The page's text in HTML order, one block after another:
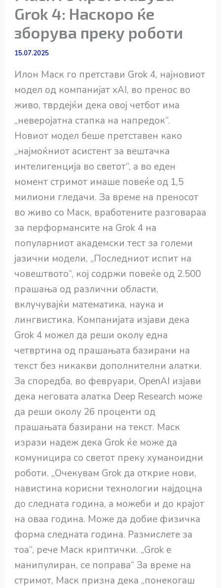
Grok 4: Наскоро ќе
зборува преку роботи
15.07.2025
Илон Маск го претстави Grok 4, најновиот
модел од компанијат xAI, во пренос во
живо, тврдејќи дека овој четбот има
„неверојатна стапка на напредок“.
Новиот модел беше претставен како
„најмоќниот асистент за вештачка
интелигенција во светот“, а во еден
момент стримот имаше повеќе од 1,5
милиони гледачи. За време на преносот
во живо со Маск, вработените разговараа
за перформансите на Grok 4 на
популарниот академски тест за големи
јазични модели, „Последниот испит на
човештвото“, кој содржи повеќе од 2.500
прашања од различни области,
вклучувајќи математика, наука и
лингвистика. Компанијата изјави дека
Grok 4 можел да реши околу една
четвртина од прашањата базирани на
текст без никакви дополнителни алатки.
За споредба, во февруари, OpenAI изјави
дека неговата алатка Deep Research може
да реши околу 26 проценти од
прашањата базирани на текст. Маск
изрази надеж дека Grok ќе може да
комуницира со светот преку хуманоидни
роботи. „Очекувам Grok да открие нови,
навистина корисни технологии најдоцна
до следната година, а можеби и до крајот
на оваа година. Може да добие физичка
форма следната година. Размислете за
тоа“, рече Маск криптички. „Grok е
манипулиран, се поправа“ За време на
стримот, Маск призна дека „понекогаш